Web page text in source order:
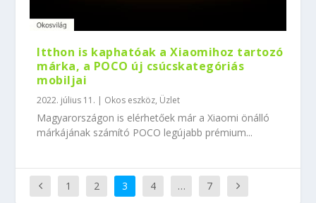
Itthon is kaphatóak a Xiaomihoz tartozó
márka, a POCO új csúcskategóriás
mobiljai
2022. július 11. | Okos eszköz, Üzlet
Magyarországon is elérhetőek már a Xiaomi önálló
márkájának számító POCO legújabb prémium...
1 2 3 4 … 7